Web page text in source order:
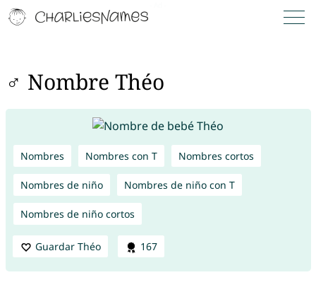
♂ Nombre Théo
Nombres Nombres con T Nombres cortos
Nombres de niño Nombres de niño con T
Nombres de niño cortos
Guardar Théo 167